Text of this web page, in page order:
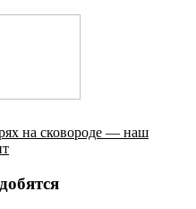
на сковороде — наш